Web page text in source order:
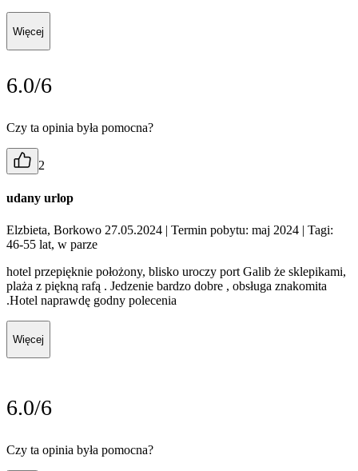
Więcej
6.0/6
Czy ta opinia była pomocna?
2
udany urlop
Elzbieta, Borkowo 27.05.2024 | Termin pobytu: maj 2024 | Tagi:
46-55 lat, w parze
hotel przepięknie położony, blisko uroczy port Galib że sklepikami,
plaża z piękną rafą . Jedzenie bardzo dobre , obsługa znakomita
.Hotel naprawdę godny polecenia
Więcej
6.0/6
Czy ta opinia była pomocna?